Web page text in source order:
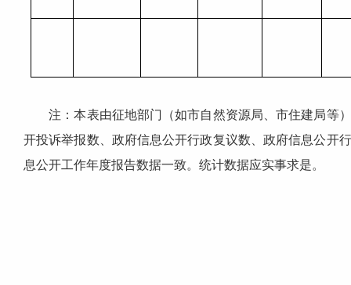
注：本表由征地部门（如市自然资源局、市住建局等）
开投诉举报数、政府信息公开行政复议数、政府信息公开
息公开工作年度报告数据一致。统计数据应实事求是。